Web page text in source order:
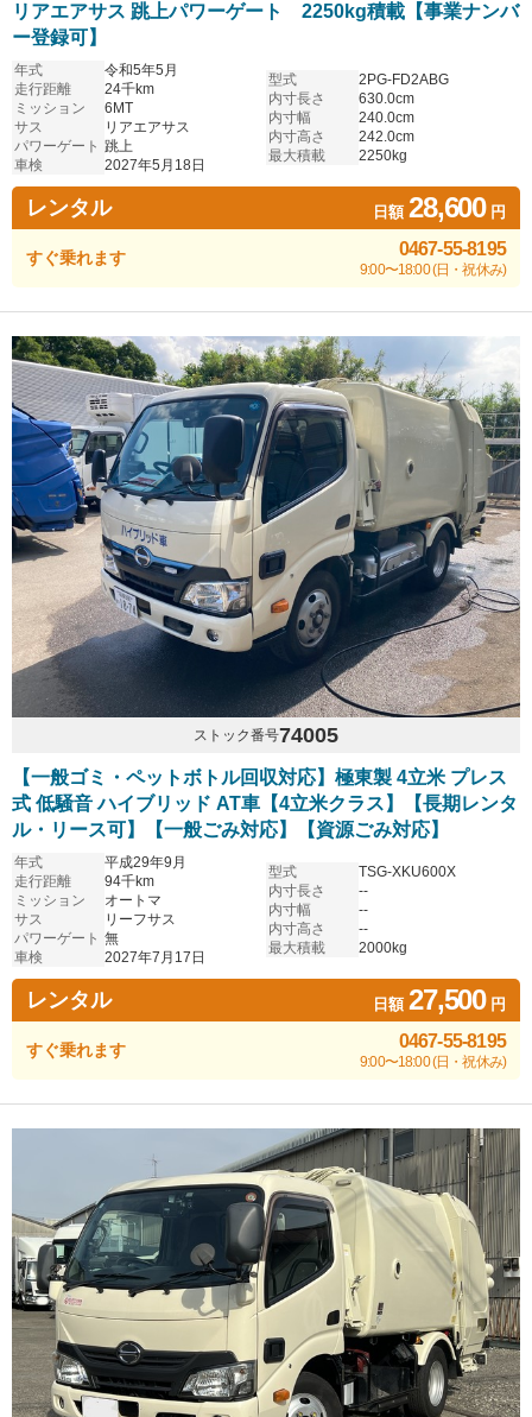
リアエアサス 跳上パワーゲート 2250kg積載【事業ナンバ
ー登録可】
年式
令和5年5月
走行距離
24千km
ミッション
6MT
サス
リアエアサス
パワーゲート 跳上
車検
2027年5月18日
型式
2PG-FD2ABG
内寸長さ
630.0cm
内寸幅
240.0cm
内寸高さ
242.0cm
最大積載
2250kg
レンタル 日額28,600円
すぐ乗れます 0467-55-8195
9:00〜18:00 (日・祝休み)
ストック番号74005
【一般ゴミ・ペットボトル回収対応】極東製 4立米 プレス
式 低騒音 ハイブリッド AT車【4立米クラス】【長期レンタ
ル・リース可】【一般ごみ対応】【資源ごみ対応】
年式
平成29年9月
走行距離
94千km
ミッション
オートマ
サス
リーフサス
パワーゲート 無
車検
2027年7月17日
型式
TSG-XKU600X
内寸長さ
--
内寸幅
--
内寸高さ
--
最大積載
2000kg
レンタル 日額27,500円
すぐ乗れます 0467-55-8195
9:00〜18:00 (日・祝休み)